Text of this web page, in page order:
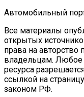
Автомобильный
Все материалы
открытых
права на
владельцам. Любое
ресурса
ссылкой на
законом РФ.